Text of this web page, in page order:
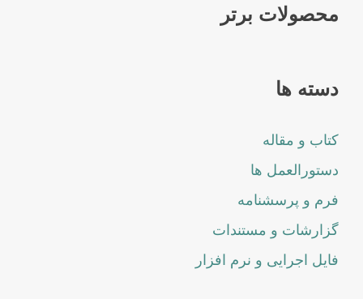
محصولات برتر
دسته ها
کتاب و مقاله
دستورالعمل ها
فرم و پرسشنامه
گزارشات و مستندات
فایل اجرایی و نرم افزار